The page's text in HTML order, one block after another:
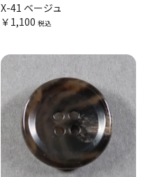
X-41 ベージュ
￥1,100 税込